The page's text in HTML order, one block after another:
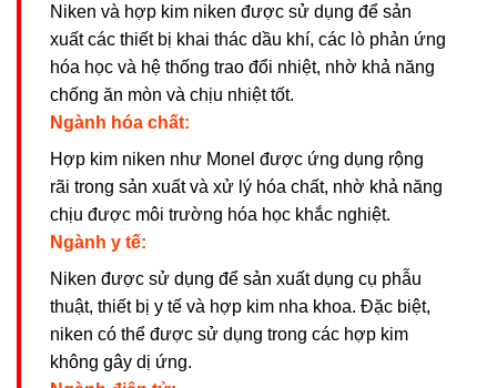
Niken và hợp kim niken được sử dụng để sản
xuất các thiết bị khai thác dầu khí, các lò phản ứng
hóa học và hệ thống trao đổi nhiệt, nhờ khả năng
chống ăn mòn và chịu nhiệt tốt.
Ngành hóa chất:
Hợp kim niken như Monel được ứng dụng rộng
rãi trong sản xuất và xử lý hóa chất, nhờ khả năng
chịu được môi trường hóa học khắc nghiệt.
Ngành y tế:
Niken được sử dụng để sản xuất dụng cụ phẫu
thuật, thiết bị y tế và hợp kim nha khoa. Đặc biệt,
niken có thể được sử dụng trong các hợp kim
không gây dị ứng.